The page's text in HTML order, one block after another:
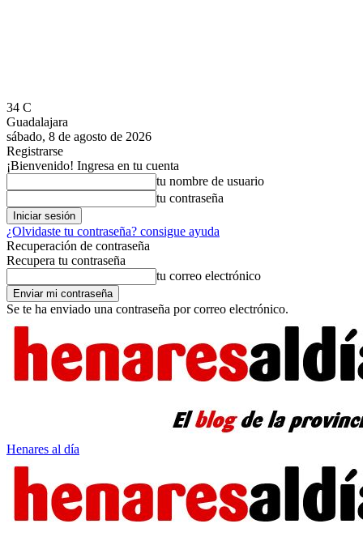
34 C
Guadalajara
sábado, 8 de agosto de 2026
Registrarse
¡Bienvenido! Ingresa en tu cuenta
tu nombre de usuario
tu contraseña
¿Olvidaste tu contraseña? consigue ayuda
Recuperación de contraseña
Recupera tu contraseña
tu correo electrónico
Se te ha enviado una contraseña por correo electrónico.
Henares al día